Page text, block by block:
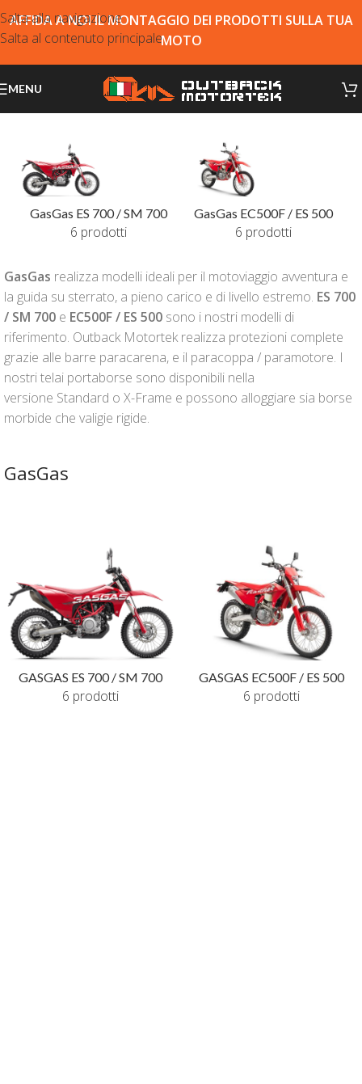
Salta alla navigazione
Salta al contenuto principale
AFFIDA A NOI IL MONTAGGIO DEI PRODOTTI SULLA TUA
MOTO
MENU
GasGas ES 700 / SM 700
6 prodotti
GasGas EC500F / ES 500
6 prodotti
GasGas realizza modelli ideali per il motoviaggio avventura e
la guida su sterrato, a pieno carico e di livello estremo. ES 700
/ SM 700 e EC500F / ES 500 sono i nostri modelli di
riferimento. Outback Motortek realizza protezioni complete
grazie alle barre paracarena, e il paracoppa / paramotore. I
nostri telai portaborse sono disponibili nella
versione Standard o X-Frame e possono alloggiare sia borse
morbide che valigie rigide.
GasGas
GASGAS ES 700 / SM 700
6 prodotti
GASGAS EC500F / ES 500
6 prodotti